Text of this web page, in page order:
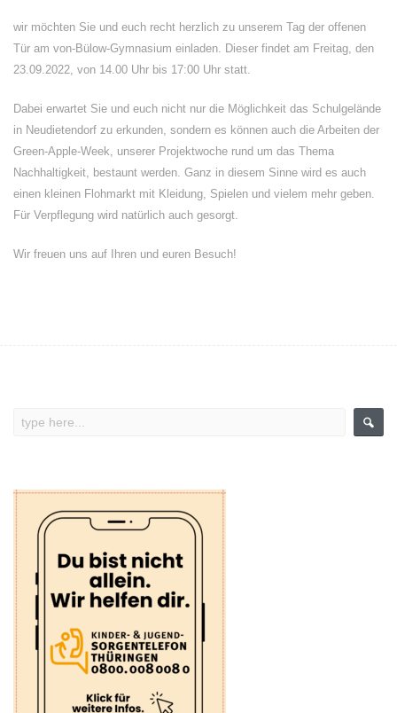
wir möchten Sie und euch recht herzlich zu unserem Tag der offenen
Tür am von-Bülow-Gymnasium einladen. Dieser findet am Freitag, den
23.09.2022, von 14.00 Uhr bis 17:00 Uhr statt.
Dabei erwartet Sie und euch nicht nur die Möglichkeit das Schulgelände
in Neudietendorf zu erkunden, sondern es können auch die Arbeiten der
Green-Apple-Week, unserer Projektwoche rund um das Thema
Nachhaltigkeit, bestaunt werden. Ganz in diesem Sinne wird es auch
einen kleinen Flohmarkt mit Kleidung, Spielen und vielem mehr geben.
Für Verpflegung wird natürlich auch gesorgt.
Wir freuen uns auf Ihren und euren Besuch!